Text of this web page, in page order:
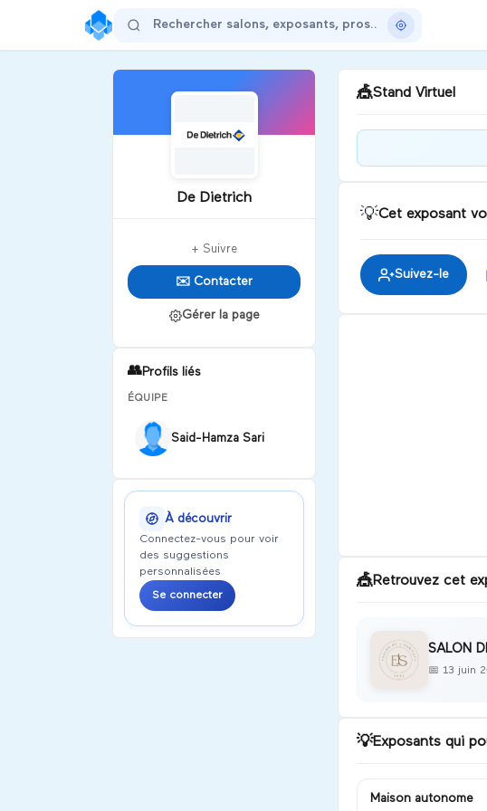
De Dietrich
+ Suivre
✉️ Contacter
Gérer la page
👥Profils liés
ÉQUIPE
Said-Hamza Sari
À découvrir
Connectez-vous pour voir
des suggestions
personnalisées
Se connecter
🎪Stand Virtuel
Discuter
💡Cet exposant
Suivez-le
🎪Retrouvez cet
SALON
📅 13 juin
💡Exposants qui
Maison autonome